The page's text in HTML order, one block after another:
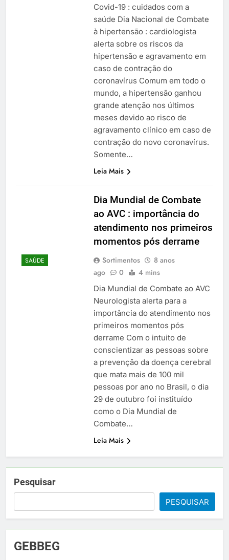
Covid-19 : cuidados com a
saúde Dia Nacional de Combate
à hipertensão : cardiologista
alerta sobre os riscos da
hipertensão e agravamento em
caso de contração do
coronavírus Comum em todo o
mundo, a hipertensão ganhou
grande atenção nos últimos
meses devido ao risco de
agravamento clínico em caso de
contração do novo coronavírus.
Somente…
Leia Mais
SAÚDE
Dia Mundial de Combate
ao AVC : importância do
atendimento nos primeiros
momentos pós derrame
Sortimentos
8 anos
ago
0 4 mins
Dia Mundial de Combate ao AVC
Neurologista alerta para a
importância do atendimento nos
primeiros momentos pós
derrame Com o intuito de
conscientizar as pessoas sobre
a prevenção da doença cerebral
que mata mais de 100 mil
pessoas por ano no Brasil, o dia
29 de outubro foi instituído
como o Dia Mundial de
Combate…
Leia Mais
Pesquisar
PESQUISAR
GEBBEG